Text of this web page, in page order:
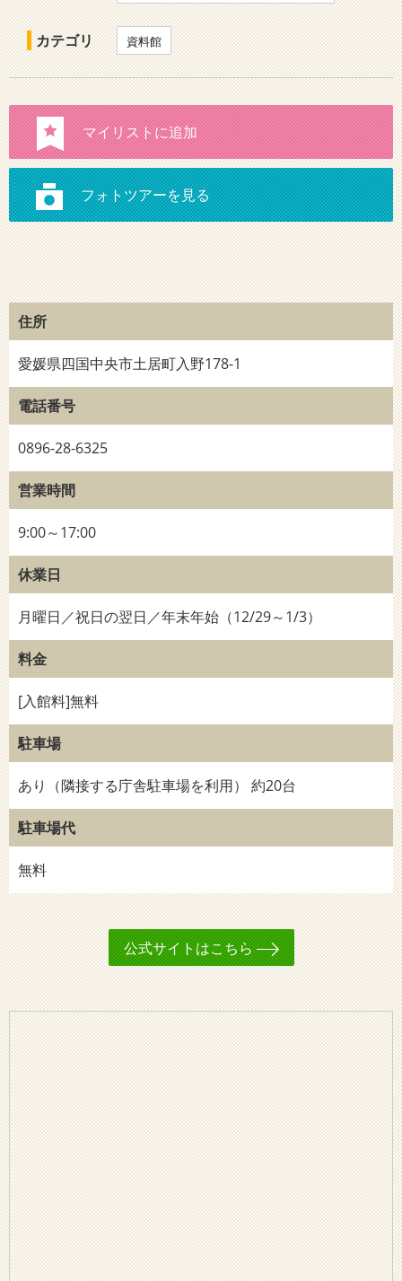
カテゴリ 資料館
住所
愛媛県四国中央市土居町入野178-1
電話番号
0896-28-6325
営業時間
9:00～17:00
休業日
月曜日／祝日の翌日／年末年始（12/29～1/3）
料金
[入館料]無料
駐車場
あり（隣接する庁舎駐車場を利用） 約20台
駐車場代
無料
公式サイトはこちら